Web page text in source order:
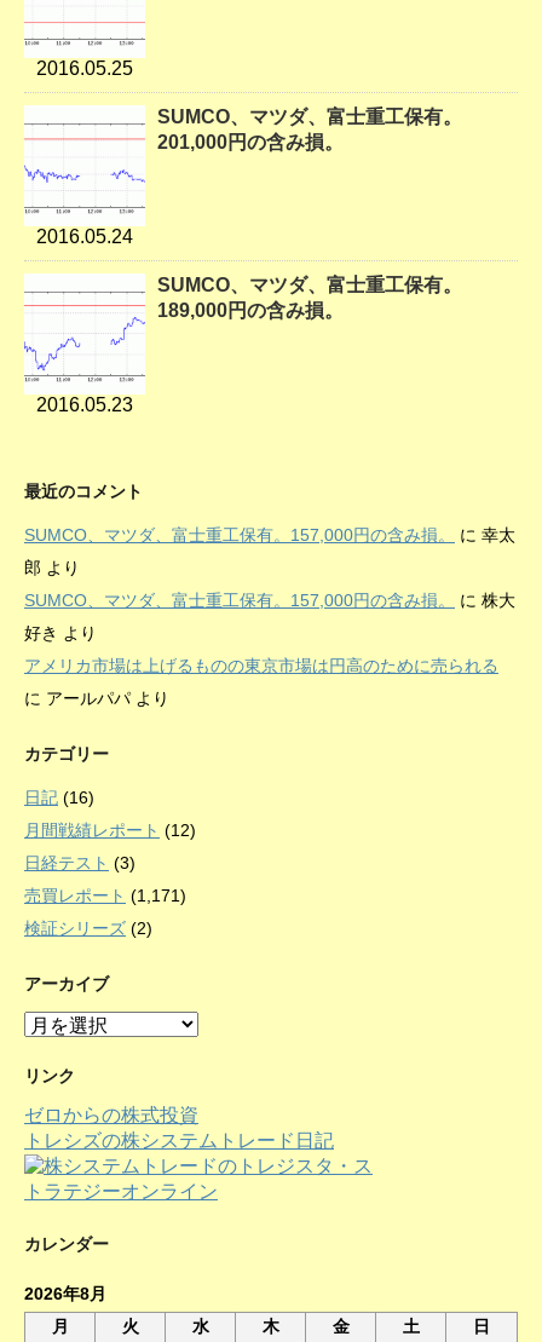
2016.05.25
2016.05.24
SUMCO、マツダ、富士重工保有。
201,000円の含み損。
2016.05.23
SUMCO、マツダ、富士重工保有。
189,000円の含み損。
最近のコメント
SUMCO、マツダ、富士重工保有。157,000円の含み損。 に 幸太
郎 より
SUMCO、マツダ、富士重工保有。157,000円の含み損。
に 株大
好き より
アメリカ市場は上げるものの東京市場は円高のために売られる
に アールパパ より
カテゴリー
日記 (16)
月間戦績レポート (12)
日経テスト (3)
売買レポート (1,171)
検証シリーズ (2)
アーカイブ
ア
カ
ブ
リンク
ゼロからの株式投資
トレシズの株システムトレード日記
カレンダー
2026年8月
月
火 水 木 金 土 日